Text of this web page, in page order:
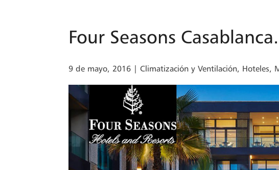
Four Seasons
9 de mayo, 2016 |Climatización y Ventilación, Hoteles,